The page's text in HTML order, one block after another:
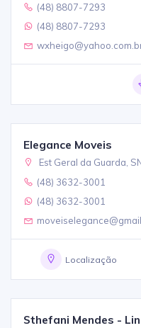
(48) 8807-7293
(48) 8807-7293
Elegance Moveis
Est Geral da Guarda,
(48) 3632-3001
(48) 3632-3001
Localização
Sthefani Mendes -